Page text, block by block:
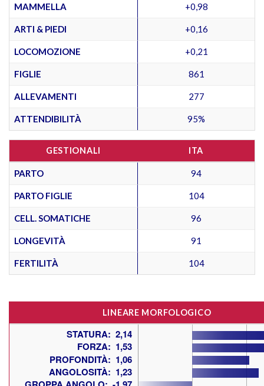
MAMMELLA +0,98
ARTI & PIEDI +0,16
LOCOMOZIONE +0,21
FIGLIE 861
ALLEVAMENTI 277
ATTENDIBILITÀ 95%
GESTIONALI ITA
PARTO 94
PARTO FIGLIE 104
CELL. SOMATICHE 96
LONGEVITÀ 91
FERTILITÀ 104
LINEARE MORFOLOGICO